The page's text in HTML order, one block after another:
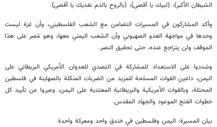
الشيطان الأكبر)، (لبيك يا أقصى)، (بالروح بالدم نفديك يا أقصى).
وأكد المشاركون في المسيرات التضامن مع الشعب الفلسطيني، وأن غزة ليست
وحدها في مواجهة العدو الصهيوني وأن الشعب اليمني معها، وهو مُصر على هذا
الموقف ولن يتراجع عنده، حتى تحقيق النصر.
وشددوا على الاستعداد للمشاركة في التصدي للعدوان الأمريكي البريطاني على
اليمن، داعين القوات المسلحة للمزيد من الضربات المنكلة بالصهاينة في فلسطين
المحتلة، وبالقوات الأمريكية والبريطانية المعتدية على اليمن، وعبروا عن تأييد كل
خطوات الفتح الموعود والجهاد المقدس.
بيان المسيرة: اليمن وفلسطين في خندق واحد ومعركة واحدة